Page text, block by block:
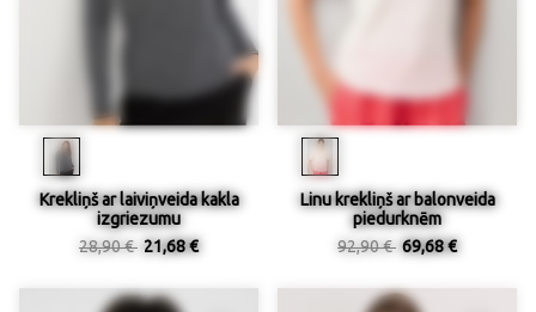
Krekliņš ar laiviņveida kakla
izgriezumu
28,90 € 21,68 €
Linu krekliņš ar balonveida
piedurknēm
92,90 € 69,68 €